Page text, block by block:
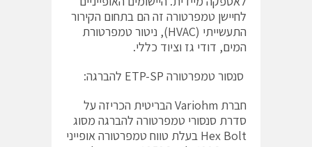
לחיישן טמפרטורה זה הם בתחום הקירור
התעשייתי (HVAC), ניטור טמפרטורת
המים, דודי גז וציוד כללי.
סנסור טמפרטורה ETP-SP להברגה:
חברת Variohm הבריטית הכריזה על
סדרת סנסורי טמפרטורה להברגה מסוג
Hex Bolt בעלת טווח טמפרטורה אופייני